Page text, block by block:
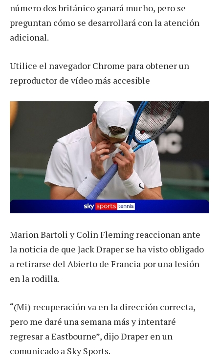
número dos británico ganará mucho, pero se
preguntan cómo se desarrollará con la atención
adicional.
Utilice el navegador Chrome para obtener un
reproductor de vídeo más accesible
Marion Bartoli y Colin Fleming reaccionan ante
la noticia de que Jack Draper se ha visto obligado
a retirarse del Abierto de Francia por una lesión
en la rodilla.
“(Mi) recuperación va en la dirección correcta,
pero me daré una semana más y intentaré
regresar a Eastbourne”, dijo Draper en un
comunicado a Sky Sports.